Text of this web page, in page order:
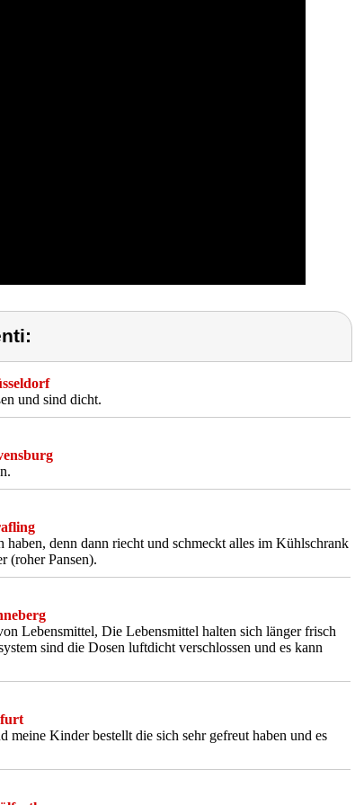
und sind dicht.
denn dann riecht und schmeckt alles im Kühlschrank
(roher Pansen).
Lebensmittel, Die Lebensmittel halten sich länger frisch
sind die Dosen luftdicht verschlossen und es kann
meine Kinder bestellt die sich sehr gefreut haben und es